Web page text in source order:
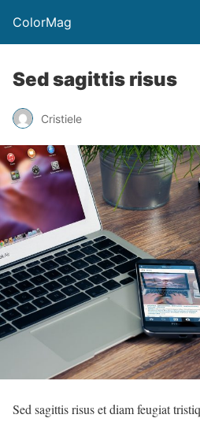
ColorMag
Sed sagittis risus
Cristiele
Sed sagittis risus et diam feugiat